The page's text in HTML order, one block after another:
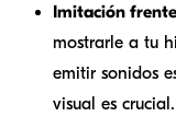
Imitación
mostrarle a tu
emitir sonidos
visual es crucial.